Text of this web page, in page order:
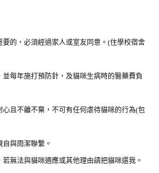
的，必須經過家人或室友同意。 (住學校宿舍
每年施打預防針，及貓咪生病時的醫藥費負
且不離不棄，不可有任何虐待貓咪的行為(包
與雨潔聯繫。
無法與貓咪適應或其他理由請把貓咪還我。